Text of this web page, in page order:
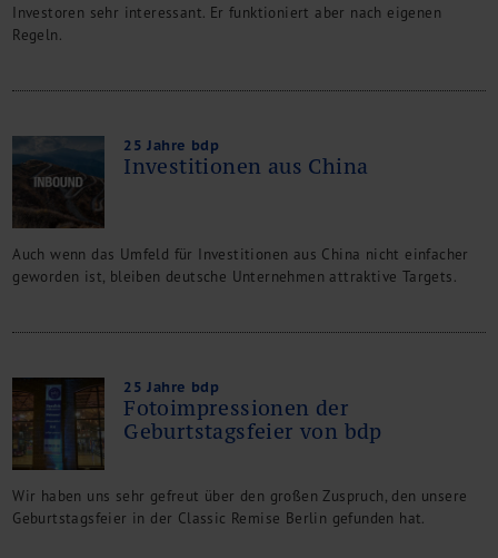
Investoren sehr interessant. Er funktioniert aber nach eigenen
Regeln.
25 Jahre bdp
Investitionen aus China
Auch wenn das Umfeld für Investitionen aus China nicht einfacher
geworden ist, bleiben deutsche Unternehmen attraktive Targets.
25 Jahre bdp
Fotoimpressionen der
Geburtstagsfeier von bdp
Wir haben uns sehr gefreut über den großen Zuspruch, den unsere
Geburtstagsfeier in der Classic Remise Berlin gefunden hat.